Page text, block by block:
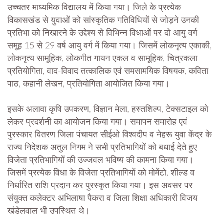
उच्चतर माध्यमिक विद्यालय में किया गया। जिले के प्रत्येक
विकासखंड से युवाओं को सांस्कृतिक गतिविधियों से जोड़ने उनकी
प्रतिभा को निखारने के उद्देश्य से विभिन्न विधाओं पर दो आयु वर्ग
समूह 15 से 29 वर्ष आयु वर्ग में किया गया। जिसमें लोकनृत्य एकाकी,
लोकनृत्य सामूहिक, लोकगीत गायन एकल व सामूहिक, चित्रकला
प्रतियोगिता, वाद-विवाद तत्कालिक एवं समसामयिक विषयक, कविता
पाठ, कहानी लेखन, प्रतियोगिता आयोजित किया गया।
इसके अलावा कृषि उपकरण, विज्ञान मेला, हस्तशिल्प, टेक्सटाइल को
लेकर प्रदर्शनी का आयोजन किया गया। समापन समारोह एवं
पुरस्कार वितरण जिला पंचायत सीईओ विश्वदीप व नेहरू युवा केंद्र के
राज्य निदेशक अतुल निगम ने सभी प्रतिभागियों को बधाई देते हुए
विजेता प्रतिभागियों की उज्जवल भविष्य की कामना किया गया।
जिसमें प्रत्येक विधा के विजेता प्रतिभागियों को मोमेंटो, शील्ड व
निर्धारित राशि प्रदान कर पुरस्कृत किया गया। इस अवसर पर
संयुक्त कलेक्टर अभिलाषा पैकरा व जिला शिक्षा अधिकारी विजय
खंडेलवाल भी उपस्थित थे।